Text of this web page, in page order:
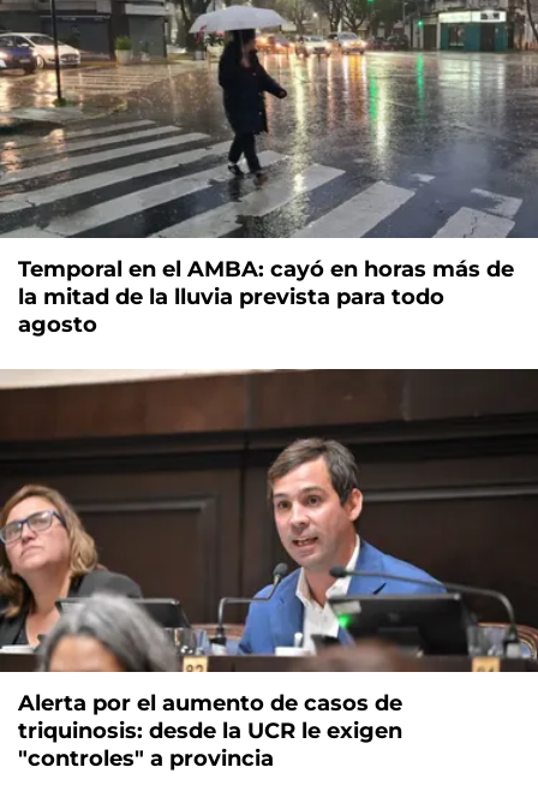
Temporal en el AMBA: cayó en horas más de
la mitad de la lluvia prevista para todo
agosto
Alerta por el aumento de casos de
triquinosis: desde la UCR le exigen
"controles" a provincia